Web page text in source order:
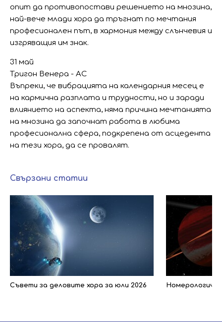
опит да противопостави решението на мнозина,
най-вече млади хора да тръгнат по мечтания
професионален път, в хармония между слънчевия и
изгряващия им знак.
31 май
Тригон Венера - АС
Въпреки, че вибрацията на календарния месец е
на кармична разплата и трудности, но и заради
влиянието на аспекта, няма причина мечтанията
на мнозина да започнат работа в любима
професионална сфера, подкрепена от асцедента
на тези хора, да се провалят.
Свързани статии
Съвети за деловите хора за юли 2026